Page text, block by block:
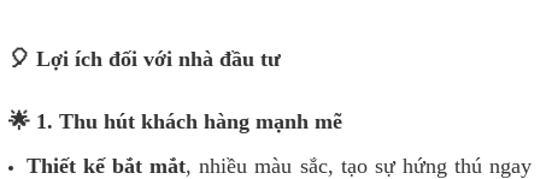
🎈 Lợi ích đối với nhà đầu tư
🌟 1. Thu hút khách hàng mạnh mẽ
Thiết kế bắt mắt, nhiều màu sắc, tạo sự hứng thú ngay